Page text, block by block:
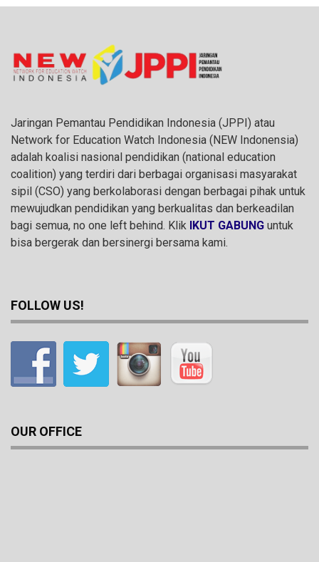
Jaringan Pemantau Pendidikan Indonesia (JPPI) atau
Network for Education Watch Indonesia (NEW Indonensia)
adalah koalisi nasional pendidikan (national education
coalition) yang terdiri dari berbagai organisasi masyarakat
sipil (CSO) yang berkolaborasi dengan berbagai pihak untuk
mewujudkan pendidikan yang berkualitas dan berkeadilan
bagi semua, no one left behind. Klik IKUT GABUNG untuk
bisa bergerak dan bersinergi bersama kami.
FOLLOW US!
OUR OFFICE